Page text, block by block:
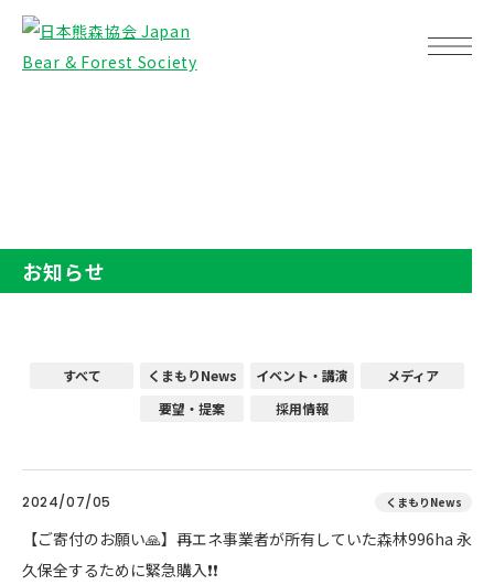
お知らせ
すべて くまもりNews イベント・講演
メディア
要望・提案
採用情報
2024/07/05 くまもりNews
【ご寄付のお願い🙏】再エネ事業者が所有していた森林996ha 永
久保全するために緊急購入❗❗